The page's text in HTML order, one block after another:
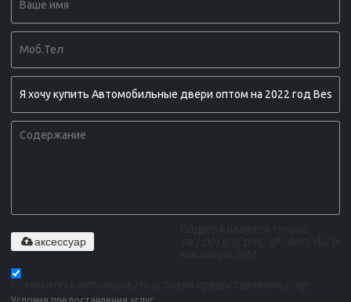
аксессуар
Условия предоставления услуг